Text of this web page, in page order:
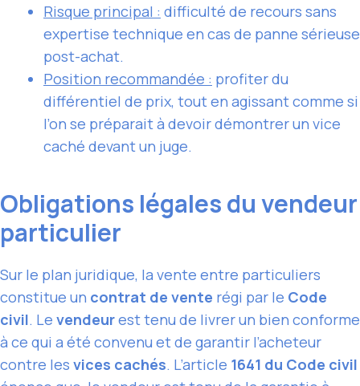
Risque principal : difficulté de recours sans
expertise technique en cas de panne sérieuse
post-achat.
Position recommandée : profiter du
différentiel de prix, tout en agissant comme si
l’on se préparait à devoir démontrer un vice
caché devant un juge.
Obligations légales du vendeur
particulier
Sur le plan juridique, la vente entre particuliers
constitue un contrat de vente régi par le Code
civil. Le vendeurest tenu de livrer un bien conforme
à ce qui a été convenu et de garantir l’acheteur
contre les vices cachés. L’article 1641 du Code civil